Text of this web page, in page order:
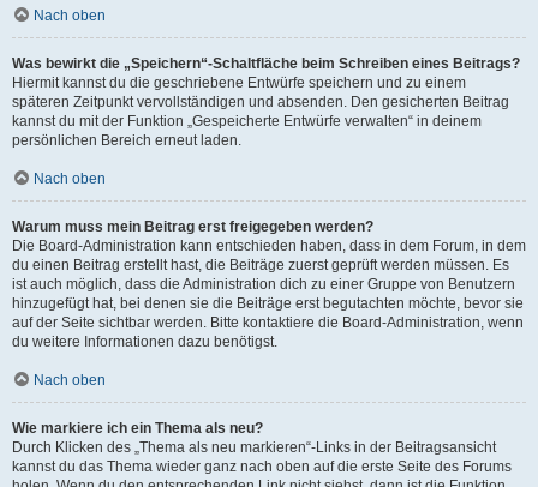
Nach oben
Was bewirkt die „Speichern“-Schaltfläche beim Schreiben eines Beitrags?
Hiermit kannst du die geschriebene Entwürfe speichern und zu einem
späteren Zeitpunkt vervollständigen und absenden. Den gesicherten Beitrag
kannst du mit der Funktion „Gespeicherte Entwürfe verwalten“ in deinem
persönlichen Bereich erneut laden.
Nach oben
Warum muss mein Beitrag erst freigegeben werden?
Die Board-Administration kann entschieden haben, dass in dem Forum, in dem
du einen Beitrag erstellt hast, die Beiträge zuerst geprüft werden müssen. Es
ist auch möglich, dass die Administration dich zu einer Gruppe von Benutzern
hinzugefügt hat, bei denen sie die Beiträge erst begutachten möchte, bevor sie
auf der Seite sichtbar werden. Bitte kontaktiere die Board-Administration, wenn
du weitere Informationen dazu benötigst.
Nach oben
Wie markiere ich ein Thema als neu?
Durch Klicken des „Thema als neu markieren“-Links in der Beitragsansicht
kannst du das Thema wieder ganz nach oben auf die erste Seite des Forums